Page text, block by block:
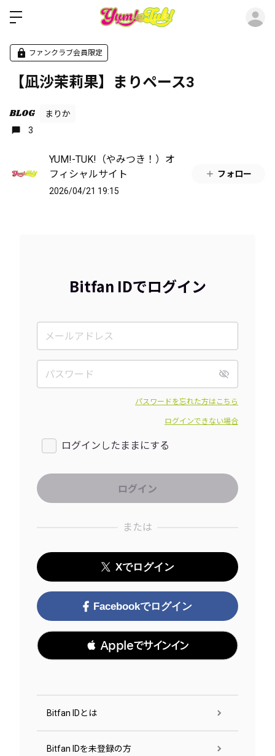
ファンクラブ会員限定
【凪沙茉莉果】まりペース3
BLOG
まりか
3
YUM!-TUK!（やみつき！）オ
フィシャルサイト
2026/04/21 19:15
フォロー
Bitfan IDでログイン
パスワードを忘れた方はこちら
ログインできない場合
ログインしたままにする
または
Xでログイン
Facebookでログイン
 Appleでサインイン
Bitfan IDとは
Bitfan IDを未登録の方